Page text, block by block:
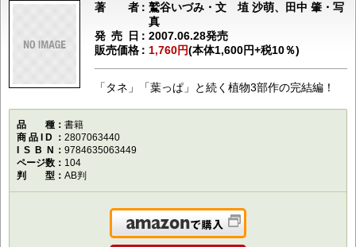
著者鷲谷いづみ・文 埴 沙萌、田中 肇・写
真
発売日 2007.06.28発売
販売価格
1,760円(本体1,600円+税10％)
「タネ」「葉っぱ」と続く植物3部作の完結編！
品種書籍
商品ID
2807063440
ISBN
9784635063449
ページ数
104
判型AB判
Amazonで購入